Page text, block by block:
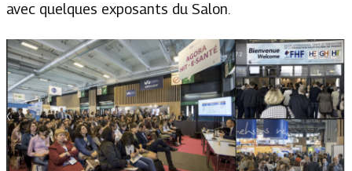
avec quelques exposants du Salon.